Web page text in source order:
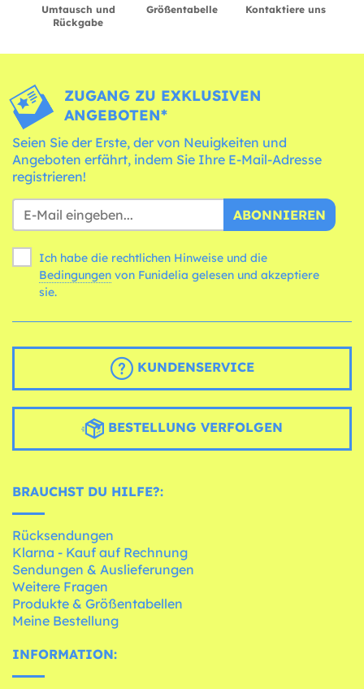
Umtausch und
Rückgabe
Größentabelle Kontaktiere uns
ZUGANG ZU EXKLUSIVEN
ANGEBOTEN*
Seien Sie der Erste, der von Neuigkeiten und
Angeboten erfährt, indem Sie Ihre E-Mail-Adresse
registrieren!
ABONNIEREN
Ich habe die rechtlichen Hinweise und die
Bedingungen
sie.
KUNDENSERVICE
BESTELLUNG VERFOLGEN
BRAUCHST DU HILFE?:
Rücksendungen
Klarna - Kauf auf Rechnung
Sendungen & Auslieferungen
Weitere Fragen
Produkte & Größentabellen
Meine Bestellung
INFORMATION: